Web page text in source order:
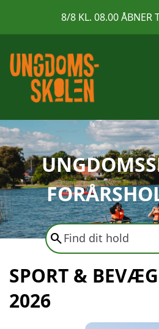
8/8 KL. 08.00 ÅBNER
search
SPORT &
2026